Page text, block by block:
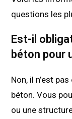
questions les
Est-il
béton pour
Non, il n’est
béton. Vous
ou une